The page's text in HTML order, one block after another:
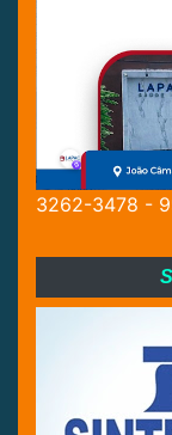
3262-3478 -